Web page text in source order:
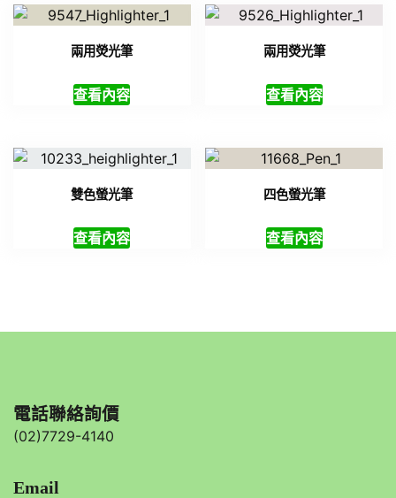
兩用熒光筆
查看內容
兩用熒光筆
查看內容
雙色螢光筆
查看內容
四色螢光筆
查看內容
電話聯絡詢價
(02)7729-4140
Email